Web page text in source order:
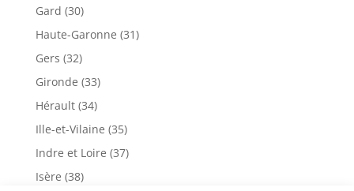
Gard (30)
Haute-Garonne (31)
Gers (32)
Gironde (33)
Hérault (34)
Ille-et-Vilaine (35)
Indre et Loire (37)
Isère (38)